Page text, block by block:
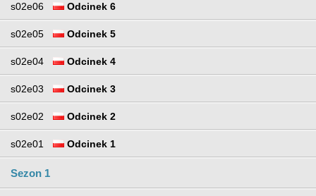
s02e06 Odcinek 6
s02e05 Odcinek 5
s02e04 Odcinek 4
s02e03 Odcinek 3
s02e02 Odcinek 2
s02e01 Odcinek 1
Sezon 1